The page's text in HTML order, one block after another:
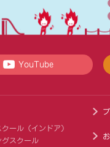
YouTube
ール（インドア）
グスクール